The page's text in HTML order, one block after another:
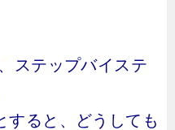
ステップバイステ
すると、どうしても